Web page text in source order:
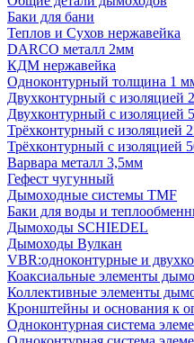
Баки для бани
Теплов и Сухов нержавейка
DARCO металл 2мм
КДМ нержавейка
Одноконтурный толщина 1
Двухконтурный с изоляцией
Двухконтурный с изоляцией
Трёхконтурный с изоляцией
Трёхконтурный с изоляцией
Варвара металл 3,5мм
Гефест чугунный
Дымоходные системы TMF
Баки для воды и
Дымоходы SCHIEDEL
Дымоходы Вулкан
VBR:одноконтурные и
Коаксиальные элементы
Коллективные элементы
Кронштейны и основания к
Одноконтурная система